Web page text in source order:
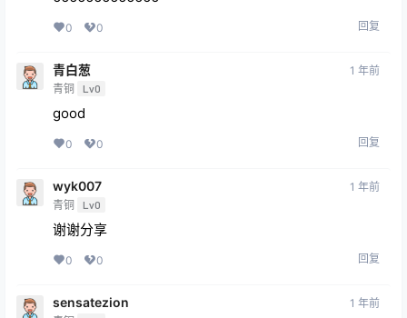
0 0 回复
青白葱
青铜 Lv0
1 年前
good
0 0 回复
wyk007
青铜 Lv0
1 年前
谢谢分享
0 0 回复
sensatezion 1 年前